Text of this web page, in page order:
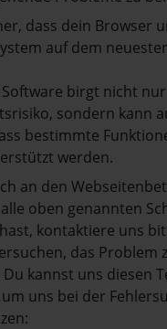
dass dein Browser
auf dem
birgt nicht
sondern kann
bestimmte
werden.
an den
oben genannten
kontaktiere uns
das Problem
kannst uns diesen
uns bei der